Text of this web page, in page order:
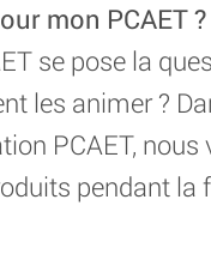
mon PCAET ?
se pose la
les animer ?
PCAET,
pendant